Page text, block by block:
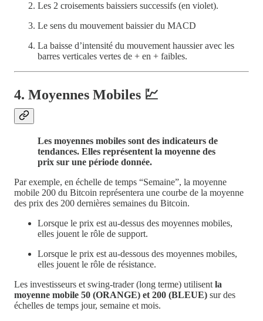
Les 2 croisements baissiers successifs (en violet).
Le sens du mouvement baissier du MACD
La baisse d’intensité du mouvement haussier avec les
barres verticales vertes de + en + faibles.
4. Moyennes Mobiles 💹
Les moyennes mobiles sont des indicateurs de
tendances. Elles représentent la moyenne des
prix sur une période donnée.
Par exemple, en échelle de temps “Semaine”, la moyenne
mobile 200 du Bitcoin représentera une courbe de la moyenne
des prix des 200 dernières semaines du Bitcoin.
Lorsque le prix est au-dessus des moyennes mobiles,
elles jouent le rôle de support.
Lorsque le prix est au-dessous des moyennes mobiles,
elles jouent le rôle de résistance.
Les investisseurs et swing-trader (long terme) utilisent la
moyenne mobile 50 (ORANGE) et 200 (BLEUE) sur des
échelles de temps jour, semaine et mois.